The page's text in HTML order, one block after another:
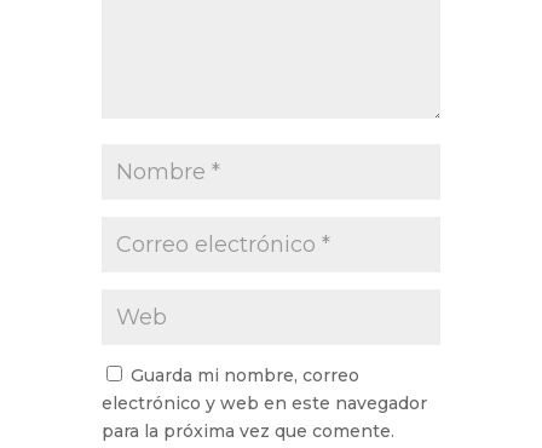
Guarda mi nombre, correo
electrónico y web en este navegador
para la próxima vez que comente.